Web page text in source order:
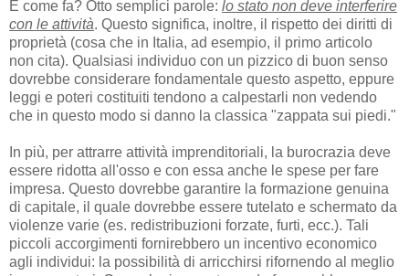
E come fa? Otto semplici parole: lo stato non deve interferire
con le attività. Questo significa, inoltre, il rispetto dei diritti di
proprietà (cosa che in Italia, ad esempio, il primo articolo
non cita). Qualsiasi individuo con un pizzico di buon senso
dovrebbe considerare fondamentale questo aspetto, eppure
leggi e poteri costituiti tendono a calpestarli non vedendo
che in questo modo si danno la classica "zappata sui piedi."
In più, per attrarre attività imprenditoriali, la burocrazia deve
essere ridotta all'osso e con essa anche le spese per fare
impresa. Questo dovrebbe garantire la formazione genuina
di capitale, il quale dovrebbe essere tutelato e schermato da
violenze varie (es. redistribuzioni forzate, furti, ecc.). Tali
piccoli accorgimenti fornirebbero un incentivo economico
agli individui: la possibilità di arricchirsi rifornendo al meglio